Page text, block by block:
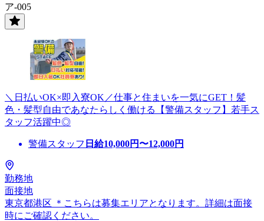
ア-005
＼日払いOK×即入寮OK／仕事と住まいを一気にGET！髪
色・髪型自由であなたらしく働ける【警備スタッフ】若手ス
タッフ活躍中◎
警備スタッフ 日給10,000円〜12,000円
勤務地
面接地
東京都港区 ＊こちらは募集エリアとなります。詳細は面接
時にご確認ください。